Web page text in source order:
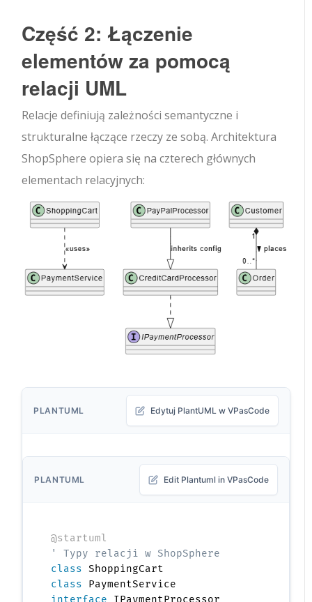
Część 2: Łączenie
elementów za pomocą
relacji UML
Relacje definiują zależności semantyczne i
strukturalne łączące rzeczy ze sobą. Architektura
ShopSphere opiera się na czterech głównych
elementach relacyjnych:
PLANTUML Edytuj PlantUML w VPasCode
PLANTUML Edit Plantuml in VPasCode
@startuml
' Typy relacji w ShopSphere
class
class